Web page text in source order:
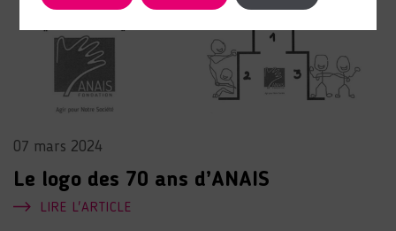
07 mars 2024
Le logo des 70 ans d’ANAIS
LIRE L'ARTICLE